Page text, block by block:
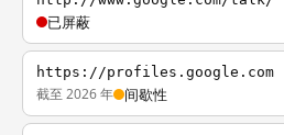
已屏蔽
https://profiles.google.com
截至 2026 年 间歇性